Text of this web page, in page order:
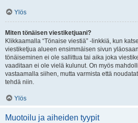
Ylös
Miten tönäisen viestiketjuani?
Klikkaamalla “Tönaise viestiä” -linkkiä, kun
viestiketjua alueen ensimmäisen sivun
tönäiseminen ei ole sallittua tai aika joka
vaaditaan ei ole vielä kulunut. On myös
vastaamalla siihen, mutta varmista että
tehdä niin.
Ylös
Muotoilu ja aiheiden tyypit